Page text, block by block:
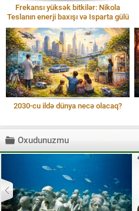
Frekansı yüksək bitkilər: Nikola
Teslanın enerji baxışı və Isparta gülü
2030-cu ildə dünya necə olacaq?
Oxudunuzmu